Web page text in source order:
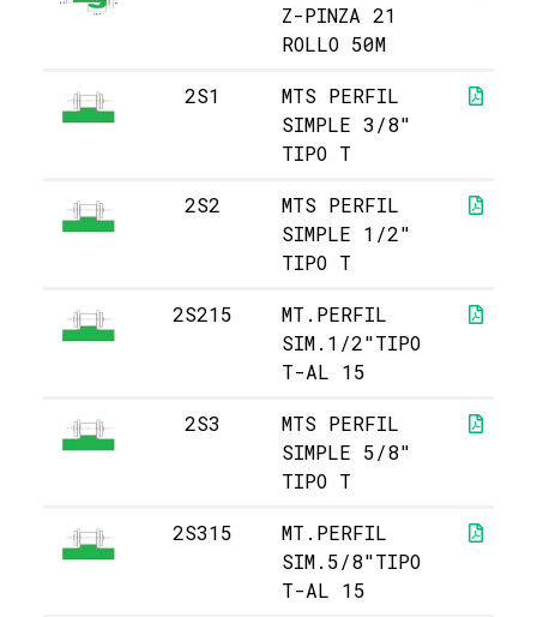
Z-PINZA 21
ROLLO 50M
2S1
MTS PERFIL
SIMPLE 3/8"
TIPO T
2S2
MTS PERFIL
SIMPLE 1/2"
TIPO T
2S215
MT.PERFIL
SIM.1/2"TIPO
T-AL 15
2S3
MTS PERFIL
SIMPLE 5/8"
TIPO T
2S315
MT.PERFIL
SIM.5/8"TIPO
T-AL 15